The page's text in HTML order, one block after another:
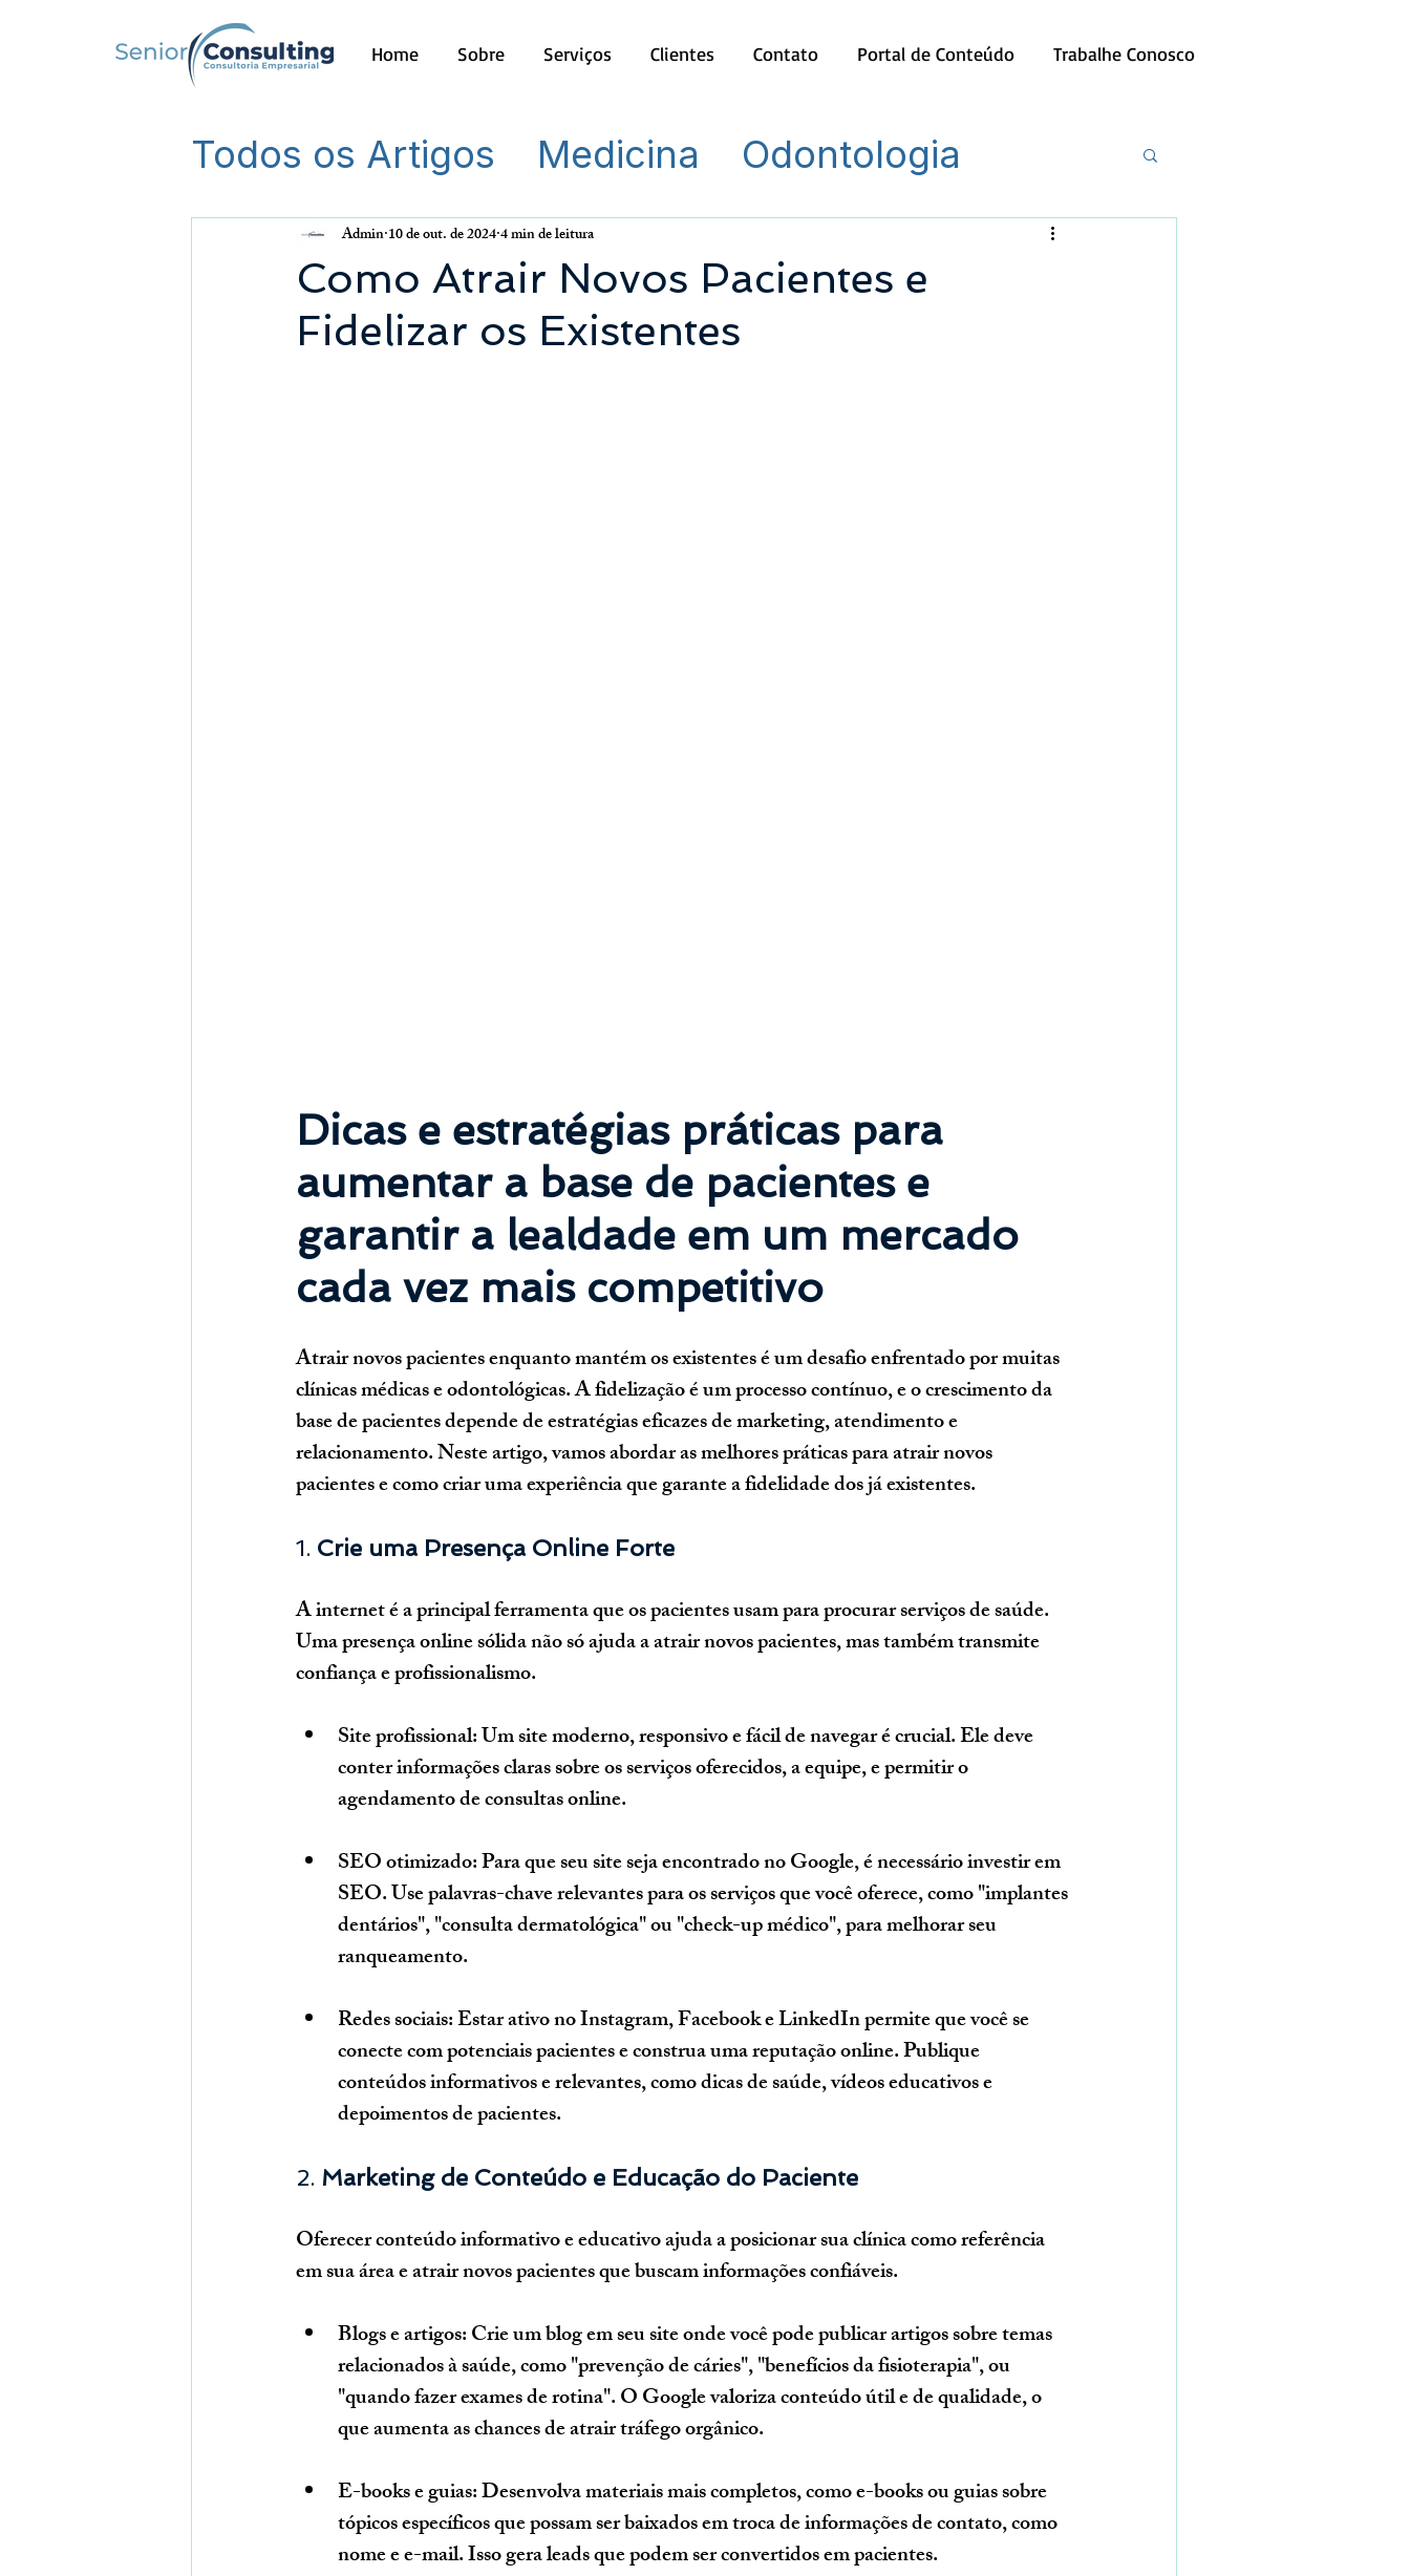
Home Sobre Serviços Clientes Contato Portal de Conteúdo Trabalhe Conosco
Todos os Artigos Medicina
Odontologia
Outros
Como Atrair Novos Pacientes e
Fidelizar os Existentes
Admin 10 de out. de 20244 min de leitura
Dicas e estratégias práticas para
aumentar a base de pacientes e
garantir a lealdade em um mercado
cada vez mais competitivo
Atrair novos pacientes enquanto mantém os existentes é um desafio enfrentado por muitas
clínicas médicas e odontológicas. A fidelização é um processo contínuo, e o crescimento da
base de pacientes depende de estratégias eficazes de marketing, atendimento e
relacionamento. Neste artigo, vamos abordar as melhores práticas para atrair novos
pacientes e como criar uma experiência que garante a fidelidade dos já existentes.
1. Crie uma Presença Online Forte
A internet é a principal ferramenta que os pacientes usam para procurar serviços de saúde.
Uma presença online sólida não só ajuda a atrair novos pacientes, mas também transmite
confiança e profissionalismo.
Site profissional: Um site moderno, responsivo e fácil de navegar é crucial. Ele deve
conter informações claras sobre os serviços oferecidos, a equipe, e permitir o
agendamento de consultas online.
SEO otimizado: Para que seu site seja encontrado no Google, é necessário investir em
SEO. Use palavras-chave relevantes para os serviços que você oferece, como "implantes
dentários", "consulta dermatológica" ou "check-up médico", para melhorar seu
ranqueamento.
Redes sociais: Estar ativo no Instagram, Facebook e LinkedIn permite que você se
conecte com potenciais pacientes e construa uma reputação online. Publique
conteúdos informativos e relevantes, como dicas de saúde, vídeos educativos e
depoimentos de pacientes.
2. Marketing de Conteúdo e Educação do Paciente
Oferecer conteúdo informativo e educativo ajuda a posicionar sua clínica como referência
em sua área e atrair novos pacientes que buscam informações confiáveis.
Blogs e artigos: Crie um blog em seu site onde você pode publicar artigos sobre temas
relacionados à saúde, como "prevenção de cáries", "benefícios da fisioterapia", ou
"quando fazer exames de rotina". O Google valoriza conteúdo útil e de qualidade, o
que aumenta as chances de atrair tráfego orgânico.
E-books e guias: Desenvolva materiais mais completos, como e-books ou guias sobre
tópicos específicos que possam ser baixados em troca de informações de contato, como
nome e e-mail. Isso gera leads que podem ser convertidos em pacientes.